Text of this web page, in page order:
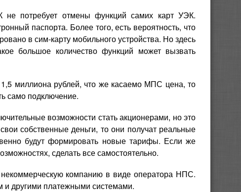
потребует отмены функций самих карт УЭК.
паспорта. Более того, есть вероятность, что
в сим-карту мобильного устройства. Но здесь
большое количество функций может вызвать
миллиона рублей, что же касаемо МПС цена, то
само подключение.
возможности стать акционерами, но это
собственные деньги, то они получат реальные
будут формировать новые тарифы. Если же
сделать все самостоятельно.
компанию в виде оператора НПС.
и другими платежными системами.